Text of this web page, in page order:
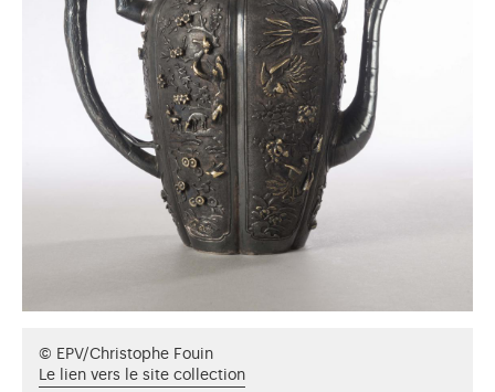
© EPV/Christophe Fouin
Le lien vers le site collection